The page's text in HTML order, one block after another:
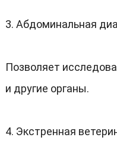
3. Абдоминальная
Позволяет
и другие органы.
4. Экстренная